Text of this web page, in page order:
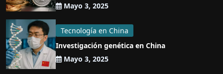
Mayo 3, 2025
Tecnología en China
Investigación genética en China
Mayo 3, 2025